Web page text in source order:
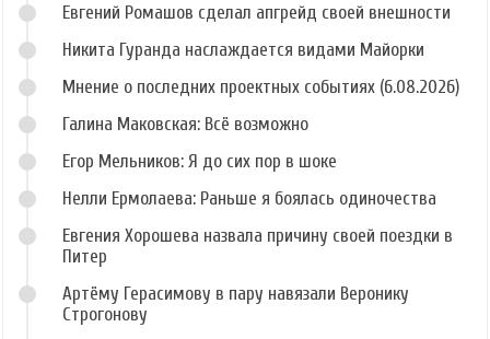
Евгений Ромашов сделал апгрейд своей внешности
Никита Гуранда наслаждается видами Майорки
Мнение о последних проектных событиях (6.08.2026)
Галина Маковская: Всё возможно
Егор Мельников: Я до сих пор в шоке
Нелли Ермолаева: Раньше я боялась одиночества
Евгения Хорошева назвала причину своей поездки в
Питер
Артёму Герасимову в пару навязали Веронику
Строгонову